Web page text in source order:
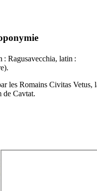
: Ragusavecchia, latin :
les Romains Civitas Vetus,
de Cavtat.